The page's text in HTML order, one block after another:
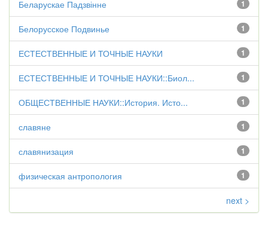
1
Беларускае Падзвінне
1
Белорусское Подвинье
1
ЕСТЕСТВЕННЫЕ И ТОЧНЫЕ НАУКИ
1
ЕСТЕСТВЕННЫЕ И ТОЧНЫЕ НАУКИ::Биол...
1
ОБЩЕСТВЕННЫЕ НАУКИ::История. Исто...
1
славяне
1
славянизация
1
физическая антропология
next >